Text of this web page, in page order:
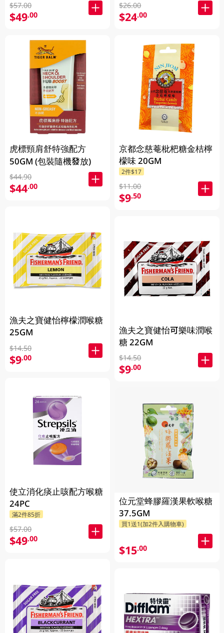
$57.00
$49.00
虎標頸肩舒特強配方
50GM (包裝隨機發放)
$44.90
$44.00
漁夫之寶健怡檸檬潤喉糖
25GM
$14.50
$9.00
使立消化痰止咳配方喉糖
24PC
滿2件85折
$57.00
$49.00
$26.00
$24.00
京都念慈菴枇杷糖金桔檸
檬味 20GM
2件$17
$11.00
$9.50
漁夫之寶健怡可樂味潤喉
糖 22GM
$14.50
$9.00
位元堂蜂膠羅漢果軟喉糖
37.5GM
買1送1(加2件入購物車)
$15.00